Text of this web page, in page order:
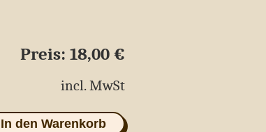
Preis: 18,00 €
incl. MwSt
In den Warenkorb